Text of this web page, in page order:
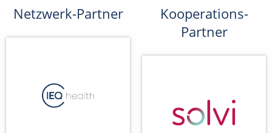
Netzwerk-Partner
Kooperations-
Partner